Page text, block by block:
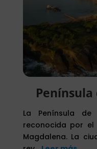
La Península
reconocida por el
Magdalena. La